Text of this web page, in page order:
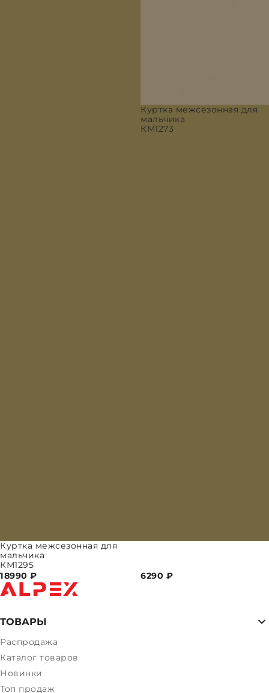
Куртка межсезонная для
мальчика
КМ1295
18990 ₽
Куртка межсезонная для
мальчика
КМ1273
6290 ₽
ТОВАРЫ
Распродажа
Каталог товаров
Новинки
Топ продаж